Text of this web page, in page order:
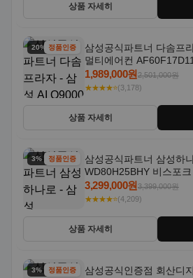
상품 자세히
20% 할인정품인증
삼성공식파트너 다솜프
멀티에어컨
기본설치포함
1,989,000원2,501,000원
★★★★⭐(3,178)
상품 자세히
3% 할인정품인증
삼성공식파트너 삼성하
WD80H25BHY 비스포크
18kg 26년형 일체형 1등
3,299,000원3,399,000원
★★★★⭐(4,209)
상품 자세히
3% 할인정품인증
삼성공식인증점 회산디